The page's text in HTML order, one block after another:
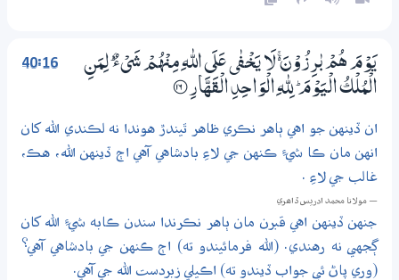
40:16
يَوْمَ هُمْ بٰرِزُوْنَ ڬ لَا يَـخْـفٰى عَلَي اللّٰهِ مِنْهُمْ شَيْءٌ ۭ لِمَنِ
الْمُلْكُ الْيَوْمَ ۭ لِلّٰهِ الْوَاحِدِ الْقَهَّارِ ؀16
ان ڏينهن جو اهي ٻاهر نڪري ظاهر ٿيندڙ هوندا نه لڪندي الله کان
انهن مان ڪا شيءِ ڪنهن جي لاءِ بادشاهي آهي اڄ ڏينهن الله، هڪ،
غالب جي لاءِ .
— مولانا محمد ادريس ڏاھري
جنهن ڏينهن اهي قبرن مان ٻاهر نڪرندا سندن ڪابه شيءِ الله کان
ڳجهي نه رهندي. (الله فرمائيندو ته) اڄ ڪنهن جي بادشاهي آهي؟
(وري پاڻ ئي جواب ڏيندو ته) اڪيلي زبردست الله جي آهي.